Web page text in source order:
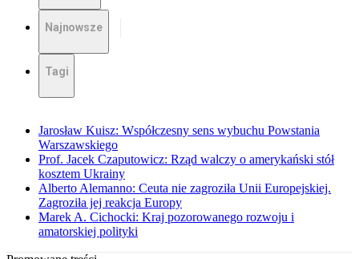
Najnowsze
Tagi
Jarosław Kuisz: Współczesny sens wybuchu Powstania
Warszawskiego
Prof. Jacek Czaputowicz: Rząd walczy o amerykański stół
kosztem Ukrainy
Alberto Alemanno: Ceuta nie zagroziła Unii Europejskiej.
Zagroziła jej reakcja Europy
Marek A. Cichocki: Kraj pozorowanego rozwoju i
amatorskiej polityki